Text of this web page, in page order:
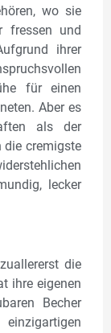
wo sie
fressen und
ihrer
für einen
Aber es
als der
die cremigste
lecker
die
ihre eigenen
Becher